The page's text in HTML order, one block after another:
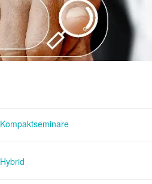
Kompaktseminare
Hybrid